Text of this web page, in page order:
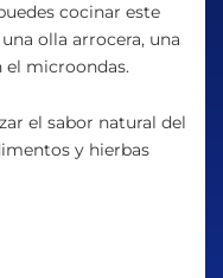
cocinar este
olla arrocera, una
el microondas.
el sabor natural del
y hierbas